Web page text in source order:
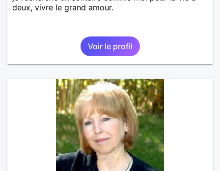
deux, vivre le grand amour.
Voir le profil